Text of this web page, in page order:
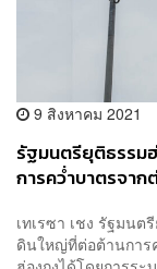
9 สิงหาคม 2021
รัฐมนตรียุติธรร
การคว่ำบาตรจาก
เทเรซา เชง รัฐมน
ดินใหญ่ที่ต่อต้านการ